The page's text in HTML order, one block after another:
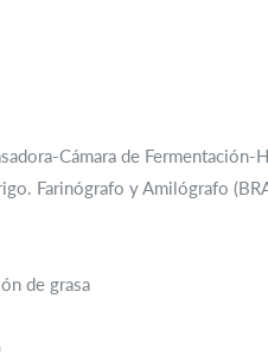
Cámara de Fermentación-
Farinógrafo y Amilógrafo
de grasa